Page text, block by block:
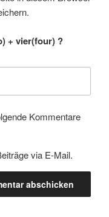
+ vier(four) ?
Kommentare
via E-Mail.